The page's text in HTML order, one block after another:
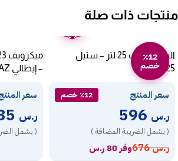
منتجات ذات صلة
٪12
خصم
البا ميكرويف 25 لتر – ستيل
ELBA25
سعر المنتج ٪12 خصم
ر.س
( يشمل الضريبة المضافة )
ر.س676 وفر 80 ر.س
– إيطالي SPEED23AZ
سعر
ر.س
( يشمل